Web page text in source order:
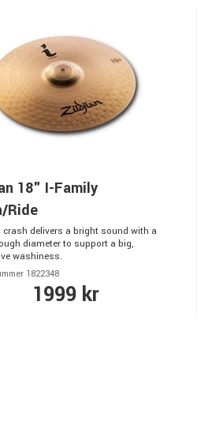
18" I-Family
Ride
delivers a bright sound with a
diameter to support a big,
washiness.
1822348
1999 kr